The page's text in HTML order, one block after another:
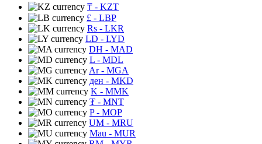
₸ - KZT
£ - LBP
Rs - LKR
LD - LYD
DH - MAD
L - MDL
Ar- MGA
ден - MKD
K - MMK
₮ - MNT
P- MOP
UM - MRU
Mau - MUR